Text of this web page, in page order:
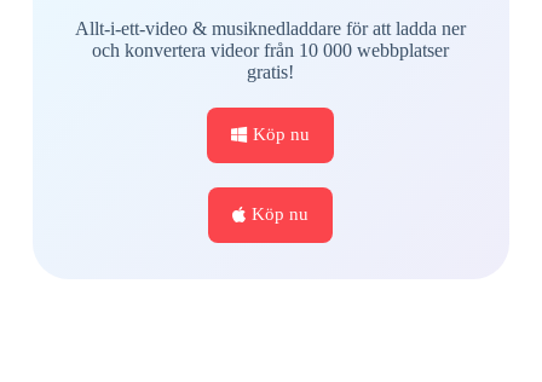
Allt-i-ett-video & musiknedladdare för att ladda ner
och konvertera videor från 10 000 webbplatser
gratis!
Köp nu
Köp nu